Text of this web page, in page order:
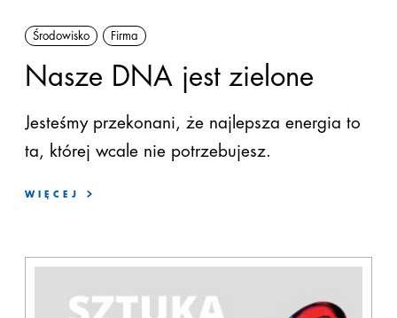
Środowisko Firma
Nasze DNA jest zielone
Jesteśmy przekonani, że najlepsza energia to
ta, której wcale nie potrzebujesz.
WIĘCEJ